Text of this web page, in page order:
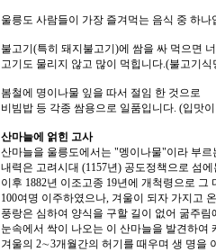
울릉도 사람들이 가장 즐겨먹는 음식 중 하나
불고기(특히 돼지불고기)에 쌈을 싸 먹으면
고기도 물리지 않고 많이 먹힙니다.(불고기
봄철에 명이나물 잎을 따서 절임 한 것으로
비빔밥 등 각종 쌈용으로 일품입니다. (입맛
산마늘에 얽힌 고사
산마늘을 울릉도에서는 "멩이나물"이라 부르
내력은 고려시대 (1157년) 공도정책으로 섬
이후 1882년 이조고종 19년에 개척령으로 그
100여명 이주하였으나, 겨울이 되자 가지고
풍랑은 심하여 양식을 구할 길이 없어 굶주림
눈속에서 싹이 나오는 이 산마늘을 발견하여
겨울의 2∼3개월간의 허기를 때우며 생 명을